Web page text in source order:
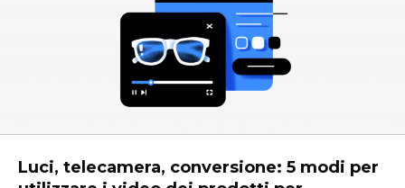
Luci, telecamera, conversione: 5 modi per